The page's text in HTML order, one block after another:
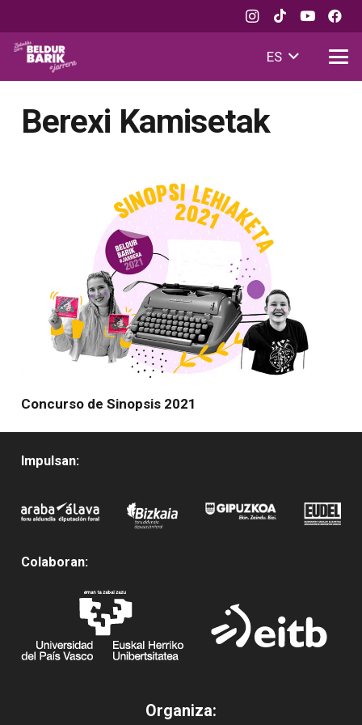
ES
Berexi Kamisetak
Concurso de Sinopsis 2021
Impulsan:
Colaboran:
Organiza: